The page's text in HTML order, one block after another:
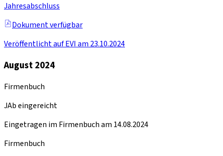
Jahresabschluss
Dokument verfügbar
Veröffentlicht auf EVI am 23.10.2024
August 2024
Firmenbuch
JAb eingereicht
Eingetragen im Firmenbuch am 14.08.2024
Firmenbuch